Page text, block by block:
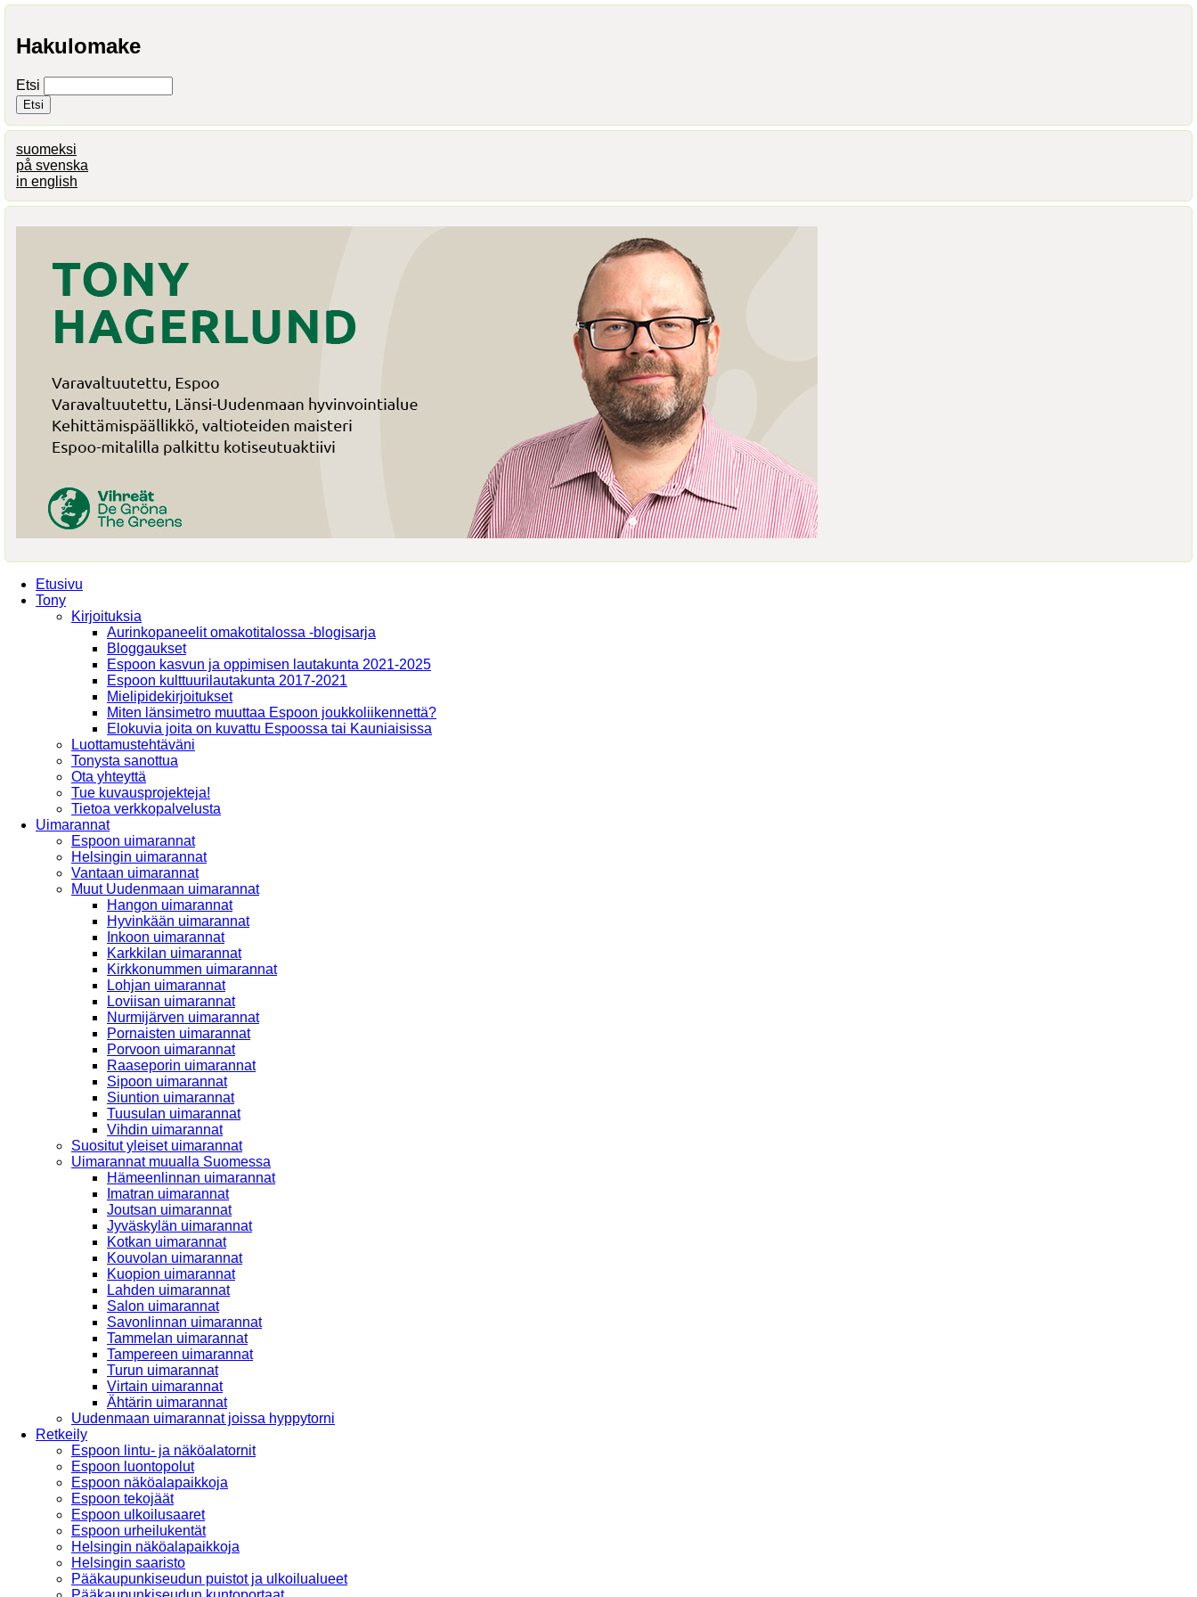
Hakulomake
Etsi
suomeksi
på svenska
in english
Etusivu
Tony
Kirjoituksia
Aurinkopaneelit omakotitalossa -blogisarja
Bloggaukset
Espoon kasvun ja oppimisen lautakunta 2021-2025
Espoon kulttuurilautakunta 2017-2021
Mielipidekirjoitukset
Miten länsimetro muuttaa Espoon joukkoliikennettä?
Elokuvia joita on kuvattu Espoossa tai Kauniaisissa
Luottamustehtäväni
Tonysta sanottua
Ota yhteyttä
Tue kuvausprojekteja!
Tietoa verkkopalvelusta
Uimarannat
Espoon uimarannat
Helsingin uimarannat
Vantaan uimarannat
Muut Uudenmaan uimarannat
Hangon uimarannat
Hyvinkään uimarannat
Inkoon uimarannat
Karkkilan uimarannat
Kirkkonummen uimarannat
Lohjan uimarannat
Loviisan uimarannat
Nurmijärven uimarannat
Pornaisten uimarannat
Porvoon uimarannat
Raaseporin uimarannat
Sipoon uimarannat
Siuntion uimarannat
Tuusulan uimarannat
Vihdin uimarannat
Suositut yleiset uimarannat
Uimarannat muualla Suomessa
Hämeenlinnan uimarannat
Imatran uimarannat
Joutsan uimarannat
Jyväskylän uimarannat
Kotkan uimarannat
Kouvolan uimarannat
Kuopion uimarannat
Lahden uimarannat
Salon uimarannat
Savonlinnan uimarannat
Tammelan uimarannat
Tampereen uimarannat
Turun uimarannat
Virtain uimarannat
Ähtärin uimarannat
Uudenmaan uimarannat joissa hyppytorni
Retkeily
Espoon lintu- ja näköalatornit
Espoon luontopolut
Espoon näköalapaikkoja
Espoon tekojäät
Espoon ulkoilusaaret
Espoon urheilukentät
Helsingin näköalapaikkoja
Helsingin saaristo
Pääkaupunkiseudun puistot ja ulkoilualueet